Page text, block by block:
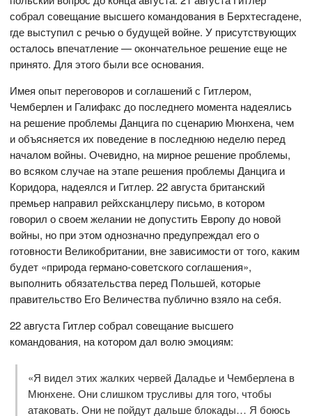
собрал совещание высшего командования в Берхтесгадене,
где выступил с речью о будущей войне. У присутствующих
осталось впечатление — окончательное решение еще не
принято. Для этого были все основания.
Имея опыт переговоров и соглашений с Гитлером,
Чемберлен и Галифакс до последнего момента надеялись
на решение проблемы Данцига по сценарию Мюнхена, чем
и объясняется их поведение в последнюю неделю перед
началом войны. Очевидно, на мирное решение проблемы,
во всяком случае на этапе решения проблемы Данцига и
Коридора, надеялся и Гитлер. 22 августа британский
премьер направил рейхсканцлеру письмо, в котором
говорил о своем желании не допустить Европу до новой
войны, но при этом однозначно предупреждал его о
готовности Великобритании, вне зависимости от того, каким
будет «природа германо-советского соглашения»,
выполнить обязательства перед Польшей, которые
правительство Его Величества публично взяло на себя.
22 августа Гитлер собрал совещание высшего
командования, на котором дал волю эмоциям:
«Я видел этих жалких червей Даладье и Чемберлена в
Мюнхене. Они слишком трусливы для того, чтобы
атаковать. Они не пойдут дальше блокады… Я боюсь